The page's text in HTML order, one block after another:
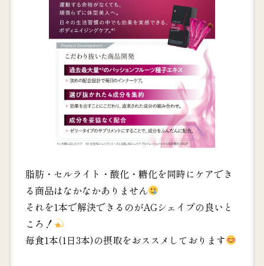
脂肪・セルライト・酸化・糖化を同時にケアでき
る商品はなかなかありません
それを1本で解決できるのがAGシェイプの良いと
ころ！
毎食1本(1日3本)の摂取をおススメしております